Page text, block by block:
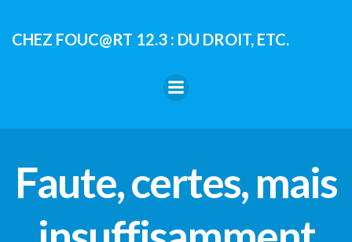
contenu
CHEZ FOUC@RT 12.3 : DU DROIT, ETC.
Faute, certes, mais